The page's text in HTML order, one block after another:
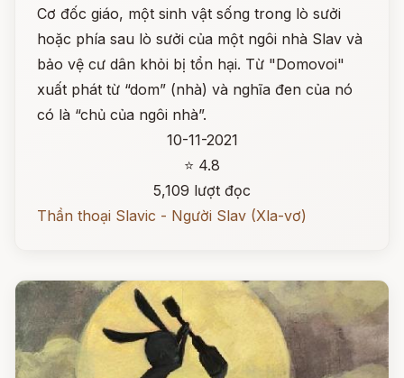
Cơ đốc giáo, một sinh vật sống trong lò sưởi
hoặc phía sau lò sưởi của một ngôi nhà Slav và
bảo vệ cư dân khỏi bị tổn hại. Từ "Domovoi"
xuất phát từ “dom” (nhà) và nghĩa đen của nó
có là “chủ của ngôi nhà”.
10-11-2021
⭐ 4.8
5,109 lượt đọc
Thần thoại Slavic - Người Slav (Xla-vơ)